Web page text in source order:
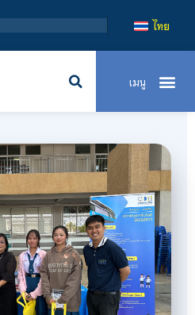
สถาบันเทคโนโลยีจิตร
ไทย